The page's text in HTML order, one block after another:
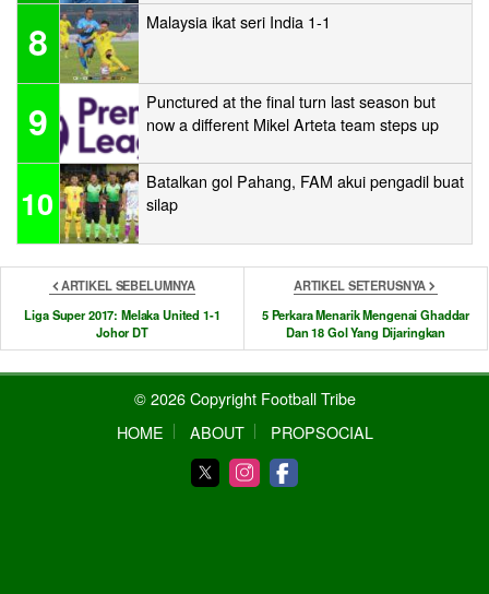
8 Malaysia ikat seri India 1-1
9
Punctured at the final turn last season but
now a different Mikel Arteta team steps up
10
Batalkan gol Pahang, FAM akui pengadil buat
silap
ARTIKEL SEBELUMNYA
Liga Super 2017: Melaka United 1-1
Johor DT
ARTIKEL SETERUSNYA
5 Perkara Menarik Mengenai Ghaddar
Dan 18 Gol Yang Dijaringkan
© 2026 Copyright Football Tribe
HOME
ABOUT PROPSOCIAL